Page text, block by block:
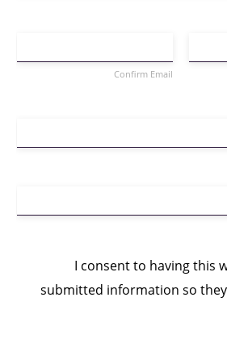
Confirm Email
I consent to having this
submitted information so